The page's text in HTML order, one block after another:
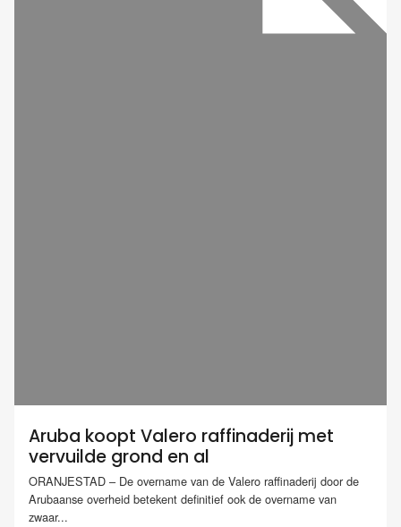
Aruba koopt Valero raffinaderij met
vervuilde grond en al
ORANJESTAD – De overname van de Valero raffinaderij door de
Arubaanse overheid betekent definitief ook de overname van
zwaar...